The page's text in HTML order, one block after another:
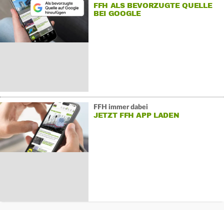
FFH ALS BEVORZUGTE QUELLE
BEI GOOGLE
FFH immer dabei
JETZT FFH APP LADEN